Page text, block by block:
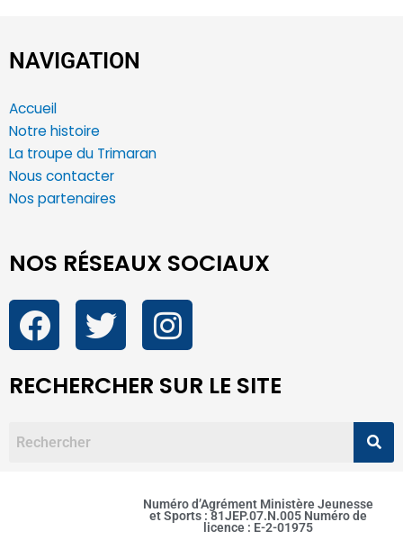
NAVIGATION
Accueil
Notre histoire
La troupe du Trimaran
Nous contacter
Nos partenaires
NOS RÉSEAUX SOCIAUX
RECHERCHER SUR LE SITE
Numéro d’Agrément Ministère Jeunesse
et Sports : 81JEP.07.N.005 Numéro de
licence : E-2-01975